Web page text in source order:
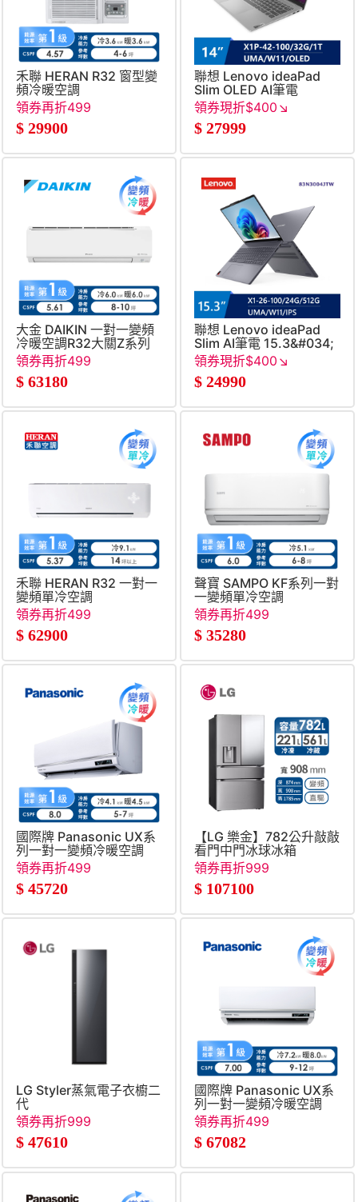
禾聯 HERAN R32 窗型變
頻冷暖空調
領券再折499
$ 29900
聯想 Lenovo ideaPad
Slim OLED AI筆電
14&#034; (Snapdragon
X1P-42-
領券現折$400↘
$ 27999
大金 DAIKIN 一對一變頻
冷暖空調R32大關Z系列
領券再折499
$ 63180
聯想 Lenovo ideaPad
Slim AI筆電 15.3&#034;
(Snapdragon X X1-26-
灰
領券現折$400↘
$ 24990
禾聯 HERAN R32 一對一
變頻單冷空調
領券再折499
$ 62900
聲寶 SAMPO KF系列一對
一變頻單冷空調
領券再折499
$ 35280
國際牌 Panasonic UX系
列一對一變頻冷暖空調
領券再折499
$ 45720
【LG 樂金】782公升敲敲
看門中門冰球冰箱
領券再折999
$ 107100
LG Styler蒸氣電子衣櫥二
代
領券再折999
$ 47610
國際牌 Panasonic UX系
列一對一變頻冷暖空調
領券再折499
$ 67082